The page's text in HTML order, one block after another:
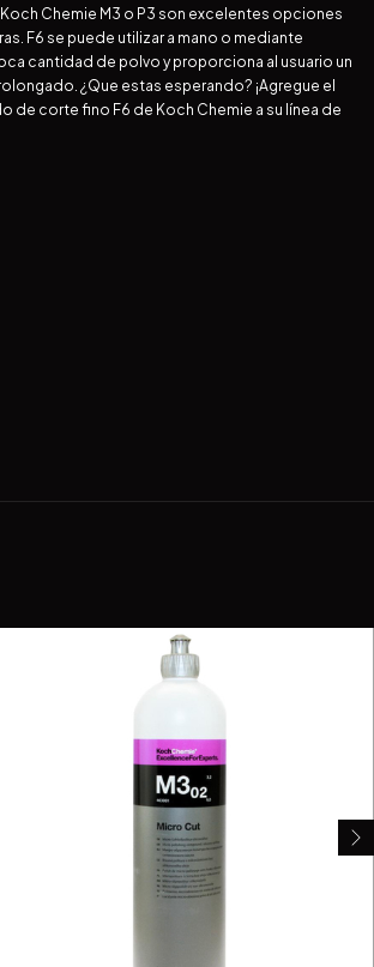
Chemie M3 o P3 son excelentes opciones
F6 se puede utilizar a mano o mediante
cantidad de polvo y proporciona al usuario un
¿Que estas esperando? ¡Agregue el
de corte fino F6 de Koch Chemie a su línea de